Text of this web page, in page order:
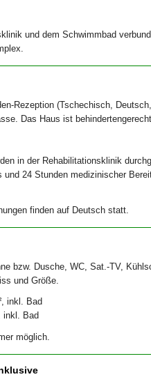
und dem Schwimmbad
Rezeption (Tschechisch,
Das Haus ist
in der Rehabilitationsklinik
24 Stunden medizinischer
finden auf Deutsch statt.
bzw. Dusche, WC, Sat.-TV,
und Größe.
inkl. Bad
inkl. Bad
möglich.